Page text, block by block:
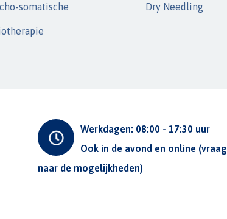
somatische Dry Needling
Werkdagen: 08:00 - 17:30 uur
Ook in de avond en online (vraag
naar de mogelijkheden)